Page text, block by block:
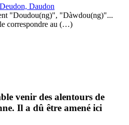
Deudon, Daudon
"Doudou(ng)", "Dàwdou(ng)"...
correspondre au (…)
venir des alentours de
Il a dû être amené ici